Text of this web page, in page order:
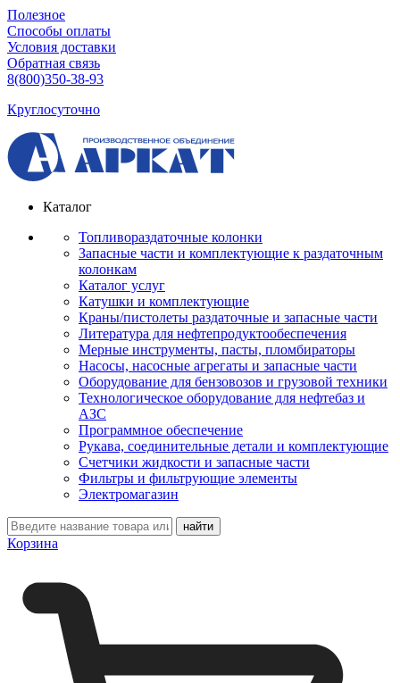
Полезное
Способы оплаты
Условия доставки
Обратная связь
8(800)350-38-93
Круглосуточно
Каталог
Топливораздаточные колонки
Запасные части и комплектующие к раздаточным
колонкам
Каталог услуг
Катушки и комплектующие
Краны/пистолеты раздаточные и запасные части
Литература для нефтепродуктообеспечения
Мерные инструменты, пасты, пломбираторы
Насосы, насосные агрегаты и запасные части
Оборудование для бензовозов и грузовой техники
Технологическое оборудование для нефтебаз и
АЗС
Программное обеспечение
Рукава, соединительные детали и комплектующие
Счетчики жидкости и запасные части
Фильтры и фильтрующие элементы
Электромагазин
Корзина